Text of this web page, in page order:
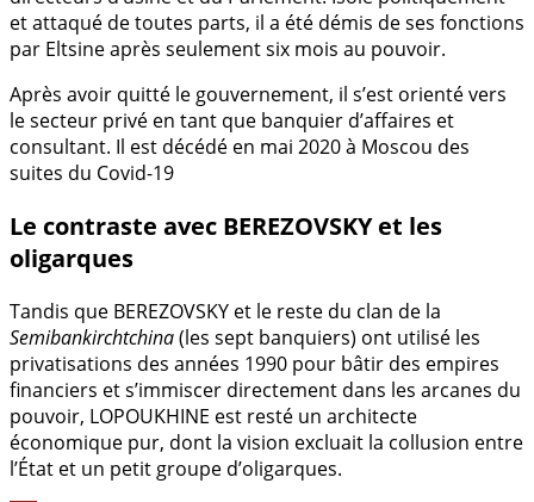
et attaqué de toutes parts, il a été démis de ses fonctions
par Eltsine après seulement six mois au pouvoir.
Après avoir quitté le gouvernement, il s’est orienté vers
le secteur privé en tant que banquier d’affaires et
consultant. Il est décédé en mai 2020 à Moscou des
suites du Covid-19
Le contraste avec BEREZOVSKY et les
oligarques
Tandis que BEREZOVSKY et le reste du clan de la
Semibankirchtchina(les sept banquiers) ont utilisé les
privatisations des années 1990 pour bâtir des empires
financiers et s’immiscer directement dans les arcanes du
pouvoir, LOPOUKHINE est resté un architecte
économique pur, dont la vision excluait la collusion entre
l’État et un petit groupe d’oligarques.